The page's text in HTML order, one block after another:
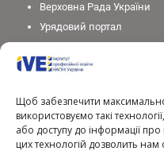
Щоб забезпечити
використовуємо такі
або доступу до інформації
цих технологій дозволить
Верховна Рада України
Урядовий портал
Міністерство освіти і